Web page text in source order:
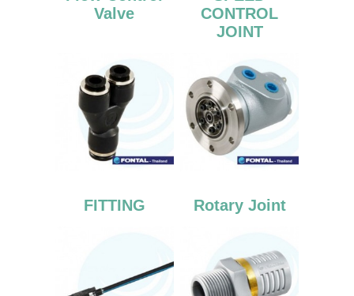
Valve
CONTROL
JOINT
FITTING Rotary Joint